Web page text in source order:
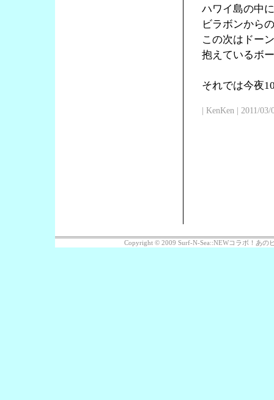
ハワイ島の中
ビラボンから
この次はドー
抱えているボ
それでは今夜
| KenKen | 2011/
Copyright © 2009 Surf-N-Sea::NEWコラボ！あの